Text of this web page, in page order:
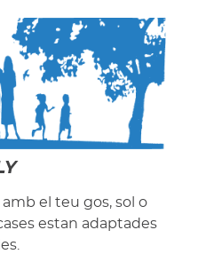
el teu gos, sol o
estan adaptades